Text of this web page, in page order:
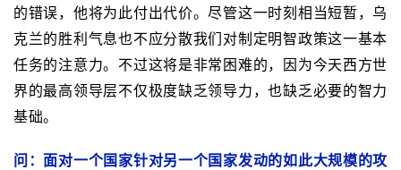
的错误，他将为此付出代价。尽管这一时刻相当短暂，乌
克兰的胜利气息也不应分散我们对制定明智政策这一基本
任务的注意力。不过这将是非常困难的，因为今天西方世
界的最高领导层不仅极度缺乏领导力，也缺乏必要的智力
基础。
问：面对一个国家针对另一个国家发动的如此大规模的攻